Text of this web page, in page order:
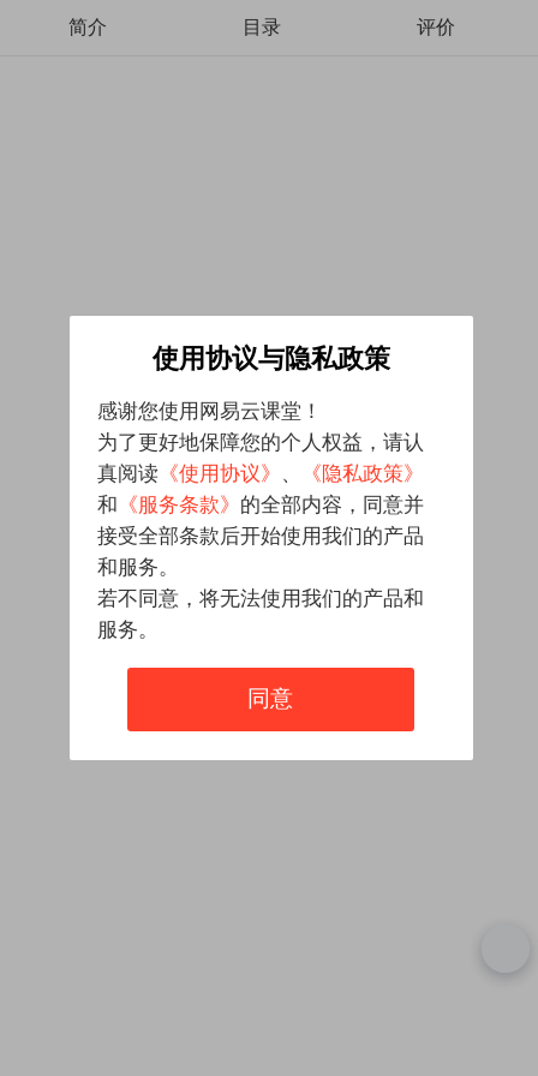
简介 目录 评价
使用协议与隐私政策
感谢您使用网易云课堂！
为了更好地保障您的个人权益，请认
真阅读 《使用协议》 、
《隐私政策》
和 《服务条款》 的全部内容，同意并
接受全部条款后开始使用我们的产品
和服务。
若不同意，将无法使用我们的产品和
服务。
同意